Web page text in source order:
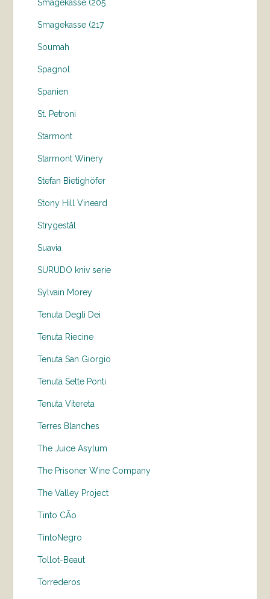
Smagekasse (205
Smagekasse (217
Soumah
Spagnol
Spanien
St. Petroni
Starmont
Starmont Winery
Stefan Bietighöfer
Stony Hill Vineard
Strygestål
Suavia
SURUDO kniv serie
Sylvain Morey
Tenuta Degli Dei
Tenuta Riecine
Tenuta San Giorgio
Tenuta Sette Ponti
Tenuta Vitereta
Terres Blanches
The Juice Asylum
The Prisoner Wine Company
The Valley Project
Tinto CÃo
TintoNegro
Tollot-Beaut
Torrederos